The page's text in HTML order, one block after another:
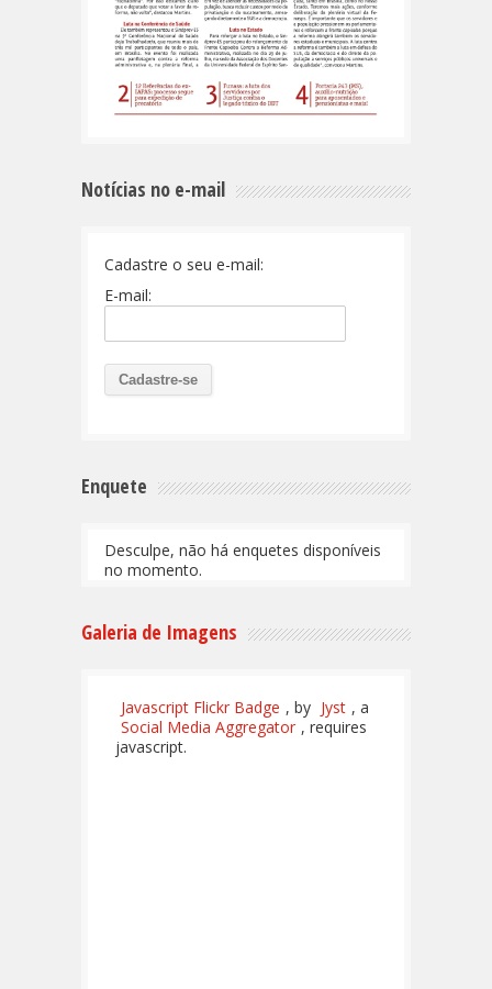
Notícias no e-mail
Cadastre o seu e-mail:
E-mail:
Enquete
Desculpe, não há enquetes disponíveis
no momento.
Galeria de Imagens
Javascript Flickr Badge , by Jyst , a
Social Media Aggregator , requires
javascript.